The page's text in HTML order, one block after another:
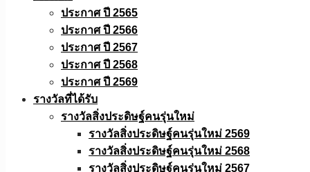
ประกาศ ปี 2565
ประกาศ ปี 2566
ประกาศ ปี 2567
ประกาศ ปี 2568
ประกาศ ปี 2569
รางวัลที่ได้รับ
รางวัลสิ่งประดิษฐ์คนรุ่นใหม่
รางวัลสิ่งประดิษฐ์คนรุ่นใหม่ 2569
รางวัลสิ่งประดิษฐ์คนรุ่นใหม่ 2568
รางวัลสิ่งประดิษฐ์คนรุ่นใหม่ 2567